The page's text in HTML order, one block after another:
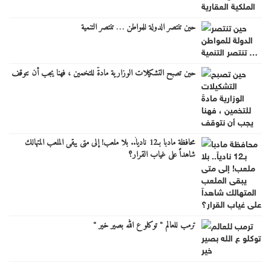
حين تنتصر الدولة للمواطن … تنتصر التنمية
حين تصبح التشكيلات الوزارية مادةً للتخمين ، فهنا يجب أن نتوقف
محافظة مادبا بـ12 نادياً.. بلا ملعب! إلى متى يبقى الملعب المتهالك
شاهداً على غياب القرار؟
ترمب للعالم " توكلو ع الله بصير خير "